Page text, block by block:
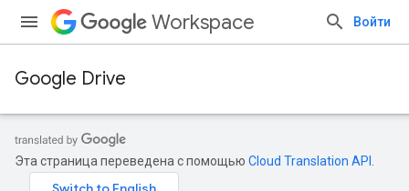
Workspace Войти
Google Drive
Эта страница переведена с помощью Cloud Translation API